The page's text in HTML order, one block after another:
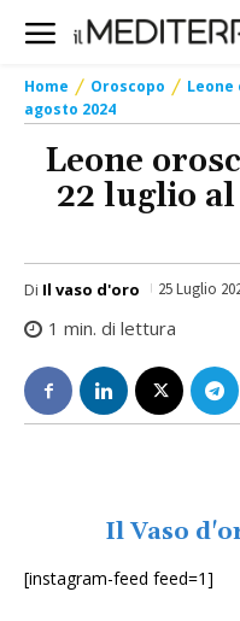
Home Oroscopo
Leone
agosto 2024
Leone
22 luglio al
Di Il vaso d'oro 25 Luglio
1 min. di lettura
Il Vaso
[instagram-feed feed=1]